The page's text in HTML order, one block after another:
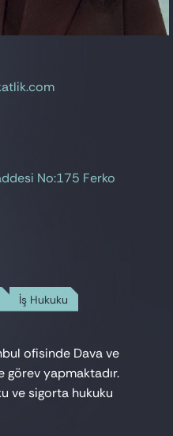
No:175 Ferko
İş Hukuku
ofisinde Dava ve
görev yapmaktadır.
ve sigorta hukuku